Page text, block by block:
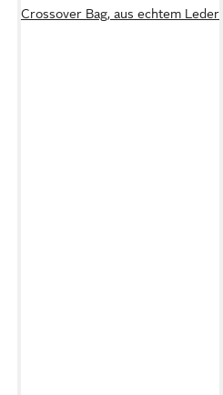
Crossover Bag, aus echtem Leder